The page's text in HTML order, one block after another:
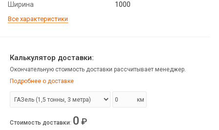
Ширина
1000
Все характеристики
Калькулятор доставки:
Окончательную стоимость доставки рассчитывает менеджер.
Подробнее о доставке
км
Стоимость доставки: 0 ₽